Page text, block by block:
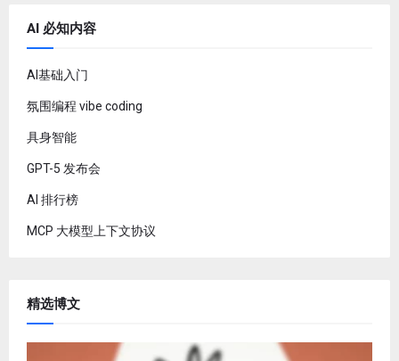
AI 必知内容
AI基础入门
氛围编程 vibe coding
具身智能
GPT-5 发布会
AI 排行榜
MCP 大模型上下文协议
精选博文